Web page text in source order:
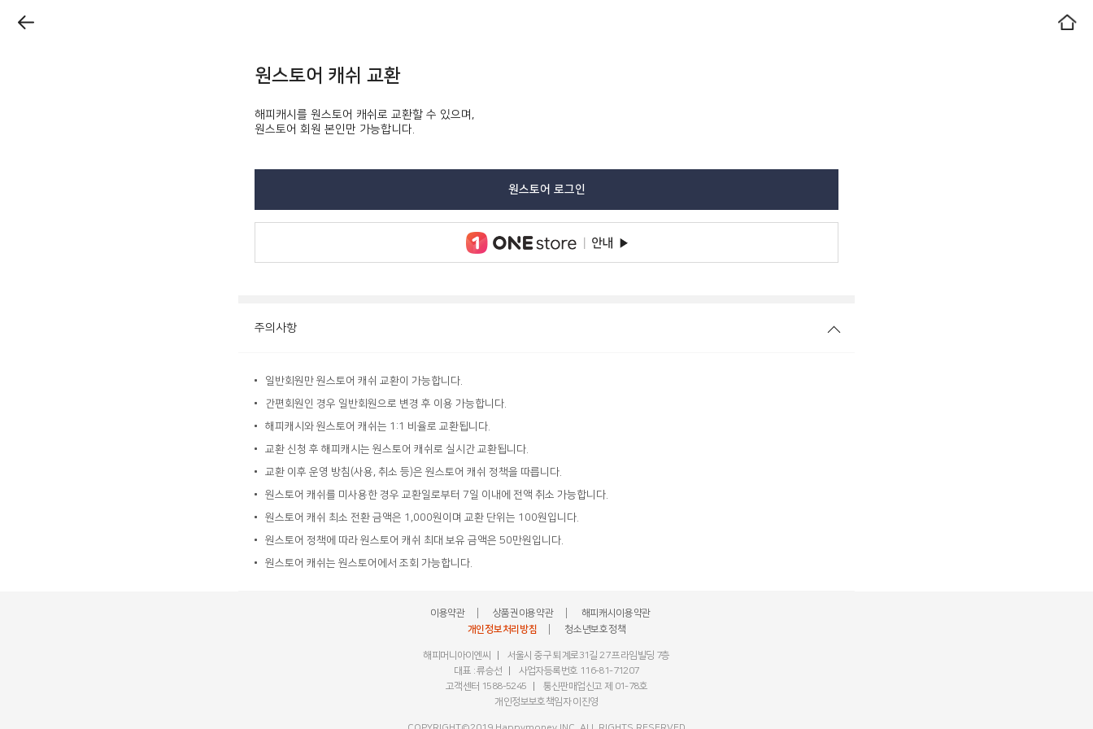
원스토어 캐쉬 교환
해피캐시를 원스토어 캐쉬로 교환할 수 있으며,
원스토어 회원 본인만 가능합니다.
원스토어 로그인
주의사항
일반회원만 원스토어 캐쉬 교환이 가능합니다.
간편회원인 경우 일반회원으로 변경 후 이용 가능합니다.
해피캐시와 원스토어 캐쉬는 1:1 비율로 교환됩니다.
교환 신청 후 해피캐시는 원스토어 캐쉬로 실시간 교환됩니다.
교환 이후 운영 방침(사용, 취소 등)은 원스토어 캐쉬 정책을 따릅니다.
원스토어 캐쉬를 미사용한 경우 교환일로부터 7일 이내에 전액 취소 가능합니다.
원스토어 캐쉬 최소 전환 금액은 1,000원이며 교환 단위는 100원입니다.
원스토어 정책에 따라 원스토어 캐쉬 최대 보유 금액은 50만원입니다.
원스토어 캐쉬는 원스토어에서 조회 가능합니다.
이용약관 상품권이용약관
해피캐시이용약관
개인정보처리방침
청소년보호정책
해피머니아이엔씨
서울시 중구 퇴계로31길 27 프라임빌딩 7층
대표 : 류승선
사업자등록번호 116-81-71207
고객센터 1588-5245
통신판매업신고 제 01-78호
개인정보보호책임자 이진영